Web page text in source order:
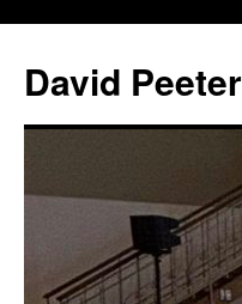
David